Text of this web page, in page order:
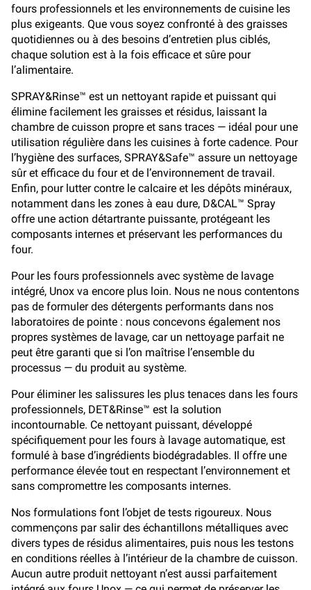
fours professionnels et les environnements de cuisine les
plus exigeants. Que vous soyez confronté à des graisses
quotidiennes ou à des besoins d’entretien plus ciblés,
chaque solution est à la fois efficace et sûre pour
l’alimentaire.
SPRAY&Rinse™ est un nettoyant rapide et puissant qui
élimine facilement les graisses et résidus, laissant la
chambre de cuisson propre et sans traces — idéal pour une
utilisation régulière dans les cuisines à forte cadence. Pour
l’hygiène des surfaces, SPRAY&Safe™ assure un nettoyage
sûr et efficace du four et de l’environnement de travail.
Enfin, pour lutter contre le calcaire et les dépôts minéraux,
notamment dans les zones à eau dure, D&CAL™ Spray
offre une action détartrante puissante, protégeant les
composants internes et préservant les performances du
four.
Pour les fours professionnels avec système de lavage
intégré, Unox va encore plus loin. Nous ne nous contentons
pas de formuler des détergents performants dans nos
laboratoires de pointe : nous concevons également nos
propres systèmes de lavage, car un nettoyage parfait ne
peut être garanti que si l’on maîtrise l’ensemble du
processus — du produit au système.
Pour éliminer les salissures les plus tenaces dans les fours
professionnels, DET&Rinse™ est la solution
incontournable. Ce nettoyant puissant, développé
spécifiquement pour les fours à lavage automatique, est
formulé à base d’ingrédients biodégradables. Il offre une
performance élevée tout en respectant l’environnement et
sans compromettre les composants internes.
Nos formulations font l’objet de tests rigoureux. Nous
commençons par salir des échantillons métalliques avec
divers types de résidus alimentaires, puis nous les testons
en conditions réelles à l’intérieur de la chambre de cuisson.
Aucun autre produit nettoyant n’est aussi parfaitement